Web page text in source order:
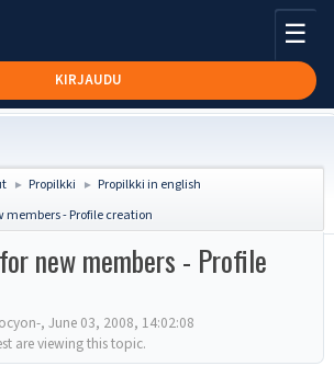
KIRJAUDU
☰
► Propilkki ► Propilkki in english
- Profile creation
new members - Profile
, June 03, 2008, 14:02:08
are viewing this topic.